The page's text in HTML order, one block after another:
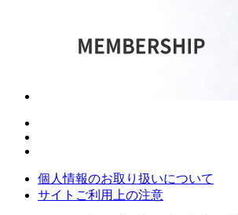
個人情報のお取り扱いについて
サイトご利用上の注意